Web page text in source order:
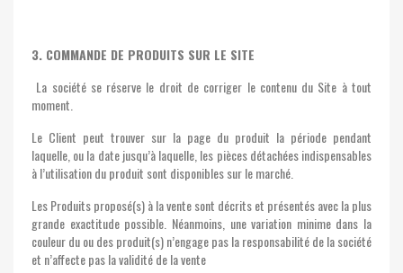
3. COMMANDE DE PRODUITS SUR LE SITE
La société se réserve le droit de corriger le contenu du Site à tout
moment.
Le Client peut trouver sur la page du produit la période pendant
laquelle, ou la date jusqu’à laquelle, les pièces détachées indispensables
à l’utilisation du produit sont disponibles sur le marché.
Les Produits proposé(s) à la vente sont décrits et présentés avec la plus
grande exactitude possible. Néanmoins, une variation minime dans la
couleur du ou des produit(s) n’engage pas la responsabilité de la société
et n’affecte pas la validité de la vente